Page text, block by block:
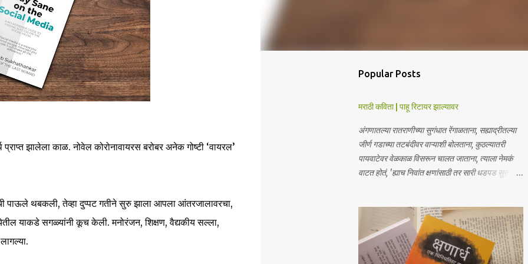
झालेला काळ. नोवेल कोरोनावायरस बरोबर अनेक गोष्टी ‘वायरल’
पाऊले थबकली, तेव्हा दुप्पट गतीने सुरु झाला आपला आंतरजालावरचा,
याकडे सगळ्यांनी कूच केली. मनोरंजन, शिक्षण, वैद्यकीय सल्ला,
Popular Posts
मराठी कविता | पाहू रिटायर झाल्यावर
अंगणातल्या रातराणीच्या सुगंधात रेंगाळताना, सह्याद्रीतल्या
जीर्ण गडाच्या तटबंदीवर वाऱ्याशी बोलताना, कुठल्यातरी
पायवाटेवर वेळकाळ विसरून चालत जाताना, त्याला नेमकं
वाटत होतं, 'ह्याच निवांत क्षणांसाठी तर सारी धडपड सुरु
साहित्याबद्दलचे अपडेट्स मिळवा | Receive updates
about my upcoming work Join me on:
Whatsapp / Telegram